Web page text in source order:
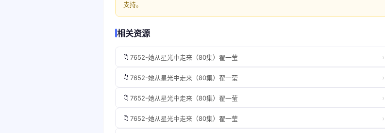
支持。
相关资源
📁 7652-她从星光中走来（80集）翟一莹 ›
📁 7652-她从星光中走来（80集）翟一莹 ›
📁 7652-她从星光中走来（80集）翟一莹 ›
📁 7652-她从星光中走来（80集）翟一莹 ›